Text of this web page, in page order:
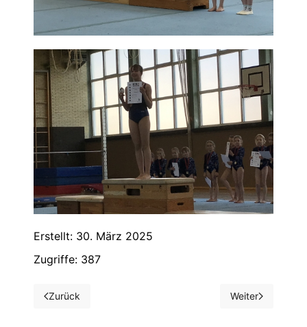
Erstellt: 30. März 2025
Zugriffe: 387
Vorheriger Beitrag: 4 Turner der TG LaPeKa traten bei
Zurück Nächster
Weiter